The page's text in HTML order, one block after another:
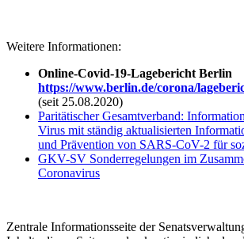
Weitere Informationen:
Online-Covid-19-Lagebericht Berlin
https://www.berlin.de/corona/
(seit 25.08.2020)
Paritätischer Gesamtverband:
Virus mit ständig aktualisierten
und Prävention von SARS-CoV-2 für
GKV-SV Sonderregelungen im
Coronavirus
Zentrale Informationsseite der